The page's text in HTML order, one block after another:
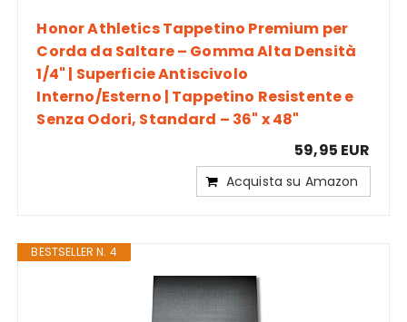
Honor Athletics Tappetino Premium per
Corda da Saltare – Gomma Alta Densità
1/4" | Superficie Antiscivolo
Interno/Esterno | Tappetino Resistente e
Senza Odori, Standard – 36" x 48"
59,95 EUR
Acquista su Amazon
BESTSELLER N. 4